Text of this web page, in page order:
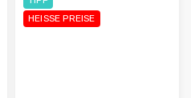
HEISSE PREISE